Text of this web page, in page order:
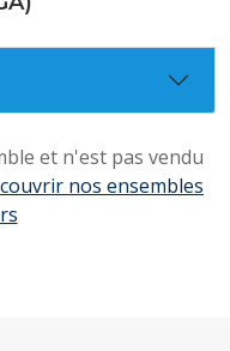
et n'est pas vendu
nos ensembles